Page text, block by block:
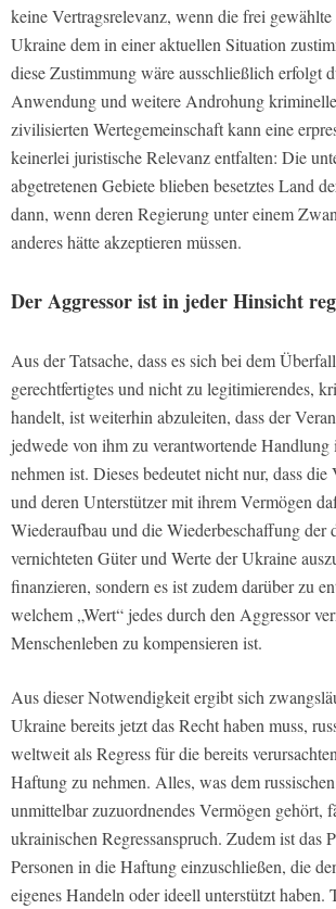
keine Vertragsrelevanz, wenn die frei
Ukraine dem in einer aktuellen Situation
diese Zustimmung wäre ausschließlich erfolgt
Anwendung und weitere Androhung
zivilisierten Wertegemeinschaft kann eine
keinerlei juristische Relevanz entfalten: Die
abgetretenen Gebiete blieben besetztes Land
dann, wenn deren Regierung unter einem
anderes hätte akzeptieren müssen.
Der Aggressor ist in jeder Hinsicht
Aus der Tatsache, dass es sich bei dem
gerechtfertigtes und nicht zu legitimierendes,
handelt, ist weiterhin abzuleiten, dass der
jedwede von ihm zu verantwortende Handlung
nehmen ist. Dieses bedeutet nicht nur, dass
und deren Unterstützer mit ihrem Vermögen
Wiederaufbau und die Wiederbeschaffung der
vernichteten Güter und Werte der Ukraine
finanzieren, sondern es ist zudem darüber zu
welchem „Wert“ jedes durch den Aggressor
Menschenleben zu kompensieren ist.
Aus dieser Notwendigkeit ergibt sich
Ukraine bereits jetzt das Recht haben muss,
weltweit als Regress für die bereits
Haftung zu nehmen. Alles, was dem
unmittelbar zuzuordnendes Vermögen gehört,
ukrainischen Regressanspruch. Zudem ist das
Personen in die Haftung einzuschließen, die
eigenes Handeln oder ideell unterstützt haben.